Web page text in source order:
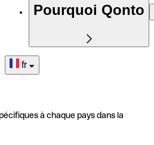
Pourquoi Qonto
fr
à chaque pays dans la